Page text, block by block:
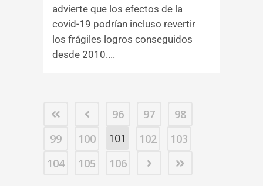
advierte que los efectos de la
covid-19 podrían incluso revertir
los frágiles logros conseguidos
desde 2010....
96 97
98
99
100 101 102
103
104
105 106